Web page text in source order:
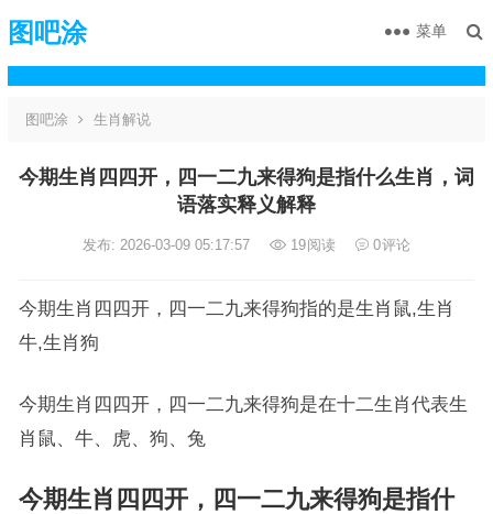
图吧涂 菜单
图吧涂 生肖解说
今期生肖四四开，四一二九来得狗是指什么生肖，词
语落实释义解释
发布: 2026-03-09 05:17:57 19阅读 0评论
今期生肖四四开，四一二九来得狗指的是生肖鼠,生肖
牛,生肖狗
今期生肖四四开，四一二九来得狗是在十二生肖代表生
肖鼠、牛、虎、狗、兔
今期生肖四四开，四一二九来得狗是指什